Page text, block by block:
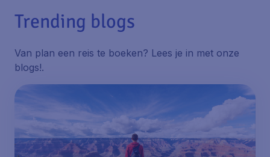
Trending blogs
Van plan een reis te boeken? Lees je in met onze
blogs!.